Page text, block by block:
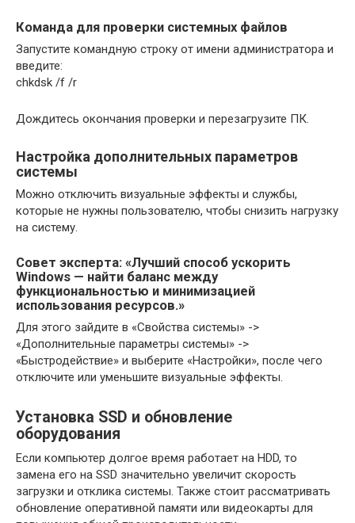
Команда для проверки системных файлов
Запустите командную строку от имени администратора и
введите:
chkdsk /f /r
Дождитесь окончания проверки и перезагрузите ПК.
Настройка дополнительных параметров
системы
Можно отключить визуальные эффекты и службы,
которые не нужны пользователю, чтобы снизить нагрузку
на систему.
Совет эксперта: «Лучший способ ускорить
Windows — найти баланс между
функциональностью и минимизацией
использования ресурсов.»
Для этого зайдите в «Свойства системы» ->
«Дополнительные параметры системы» ->
«Быстродействие» и выберите «Настройки», после чего
отключите или уменьшите визуальные эффекты.
Установка SSD и обновление
оборудования
Если компьютер долгое время работает на HDD, то
замена его на SSD значительно увеличит скорость
загрузки и отклика системы. Также стоит рассматривать
обновление оперативной памяти или видеокарты для